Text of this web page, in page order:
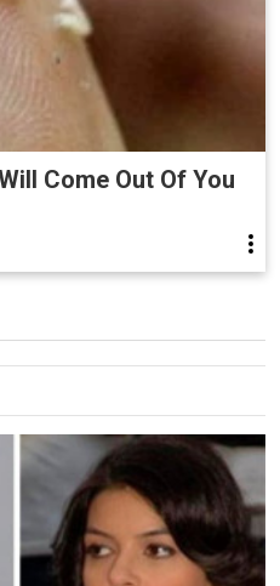
Come Out Of You